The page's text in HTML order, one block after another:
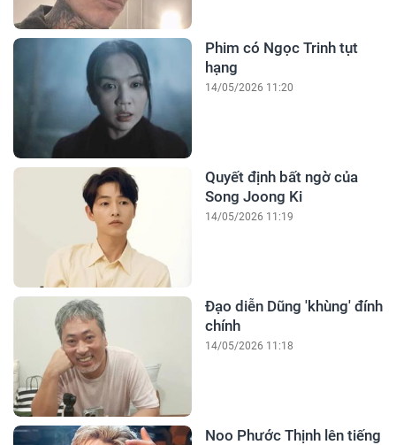
Phim có Ngọc Trinh tụt
hạng
14/05/2026 11:20
Quyết định bất ngờ của
Song Joong Ki
14/05/2026 11:19
Đạo diễn Dũng 'khùng' đính
chính
14/05/2026 11:18
Noo Phước Thịnh lên tiếng